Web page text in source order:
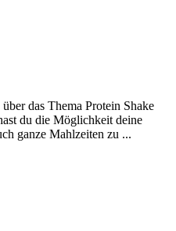
das Thema Protein Shake
du die Möglichkeit deine
ganze Mahlzeiten zu ...